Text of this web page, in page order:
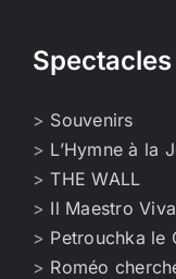
Spectacles
> Souvenirs
> L’Hymne à la
>THE WALL
> Il Maestro
> Petrouchka le
> Roméo